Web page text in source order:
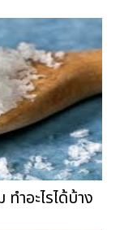
ำอะไรได้บ้าง